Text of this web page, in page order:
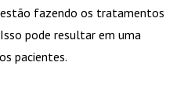
fazendo os tratamentos
pode resultar em uma
pacientes.